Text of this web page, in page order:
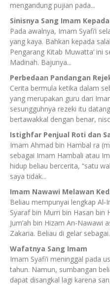
mengandung pujian pada...
Sinisnya Sang Imam
Pada awalnya, Imam Syafi’i
yang kaya. Bahkan kepada
Pengarang Kitab Muwatta‘ ini
Madinah. Bajunya...
Perbedaan Pandangan
Cerita bermula ketika dalam
yang merupakan guru dari
sesungguhnya rezeki itu
bertawakkal dengan benar,
Istighfar Penjual Roti dan
Imam Ahmad bin Hambal ra
sebagai Imam Hambali atau
hidup beliau bercerita, “satu
saya tidak...
Imam Nawawi Melawan
Beliau mempunyai lengkap Al-
Syaraf bin Murri bin Hasan bin
Jum’ah bin Hizam An-Nawawi
Zakaria. Beliau di gelar
Wafatnya Sang Imam
Imam Syafi’i meninggal pada
tahun. Namun, sumbangan
dapat disangkal lagi karena